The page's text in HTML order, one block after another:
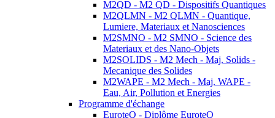
M2QD - M2 QD - Dispositifs Quantiques
M2QLMN - M2 QLMN - Quantique,
Lumiere, Materiaux et Nanosciences
M2SMNO - M2 SMNO - Science des
Materiaux et des Nano-Objets
M2SOLIDS - M2 Mech - Maj. Solids -
Mecanique des Solides
M2WAPE - M2 Mech - Maj. WAPE -
Eau, Air, Pollution et Energies
Programme d'échange
EuroteQ - Diplôme EuroteQ